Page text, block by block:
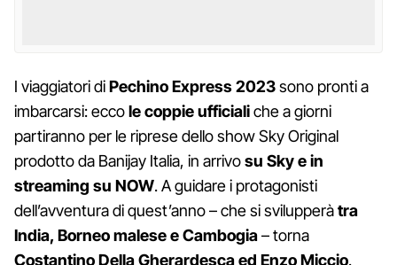
I viaggiatori diPechino Express 2023sono pronti a
imbarcarsi: eccole coppie ufficialiche a giorni
partiranno per le riprese dello show Sky Original
prodotto da Banijay Italia, in arrivosu Sky e in
streaming su NOW. A guidare i protagonisti
dell’avventura di quest’anno – che si svilupperàtra
India, Borneo malese e Cambogia– torna
Costantino Della Gherardesca ed Enzo Miccio.